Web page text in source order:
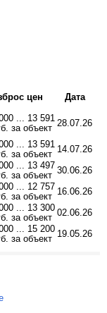
цен
Дата
... 13 591
за объект 28.07.26
... 13 591
за объект 14.07.26
... 13 497
за объект 30.06.26
... 12 757
за объект 16.06.26
... 13 300
за объект 02.06.26
... 15 200
за объект 19.05.26